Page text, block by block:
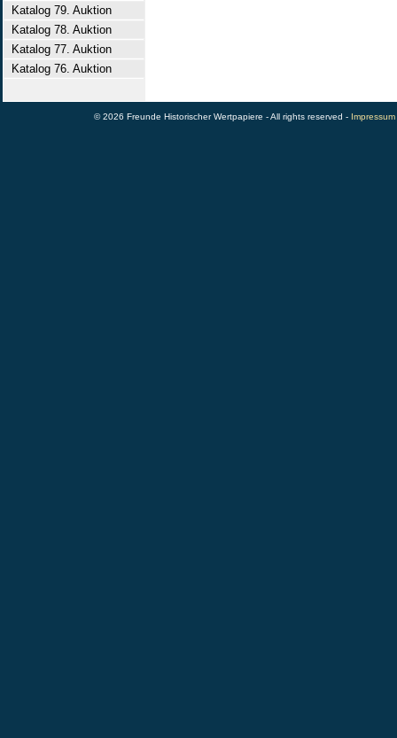
Katalog 79. Auktion
Katalog 78. Auktion
Katalog 77. Auktion
Katalog 76. Auktion
© 2026 Freunde Historischer Wertpapiere - All rights reserved - Impressum